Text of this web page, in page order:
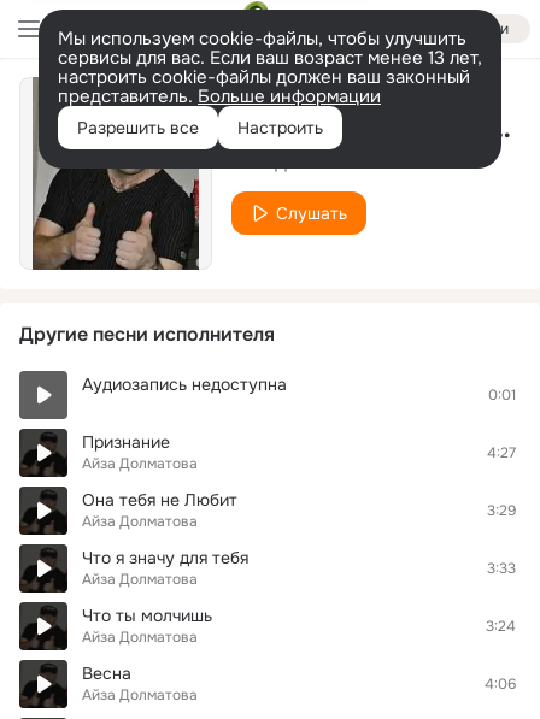
Войти
Мы используем cookie-файлы, чтобы улучшить
сервисы для вас. Если ваш возраст менее 13 лет,
настроить cookie-файлы должен ваш законный
представитель. Больше информации
Разрешить все Настроить Эти роли не для нас
Слушать
Другие песни исполнителя
Аудиозапись недоступна 0:01
Признание
Айза Долматова
4:27
Она тебя не Любит
Айза Долматова
3:29
Что я значу для тебя
Айза Долматова
3:33
Что ты молчишь
Айза Долматова
3:24
Весна
Айза Долматова
4:06